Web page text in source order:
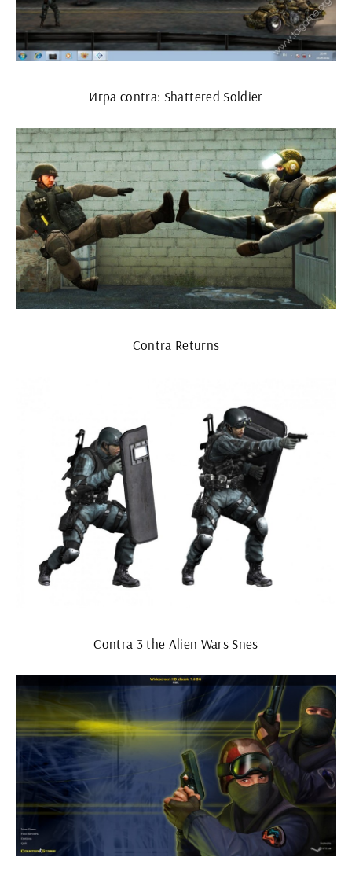
Игра contra: Shattered Soldier
Contra Returns
Contra 3 the Alien Wars Snes